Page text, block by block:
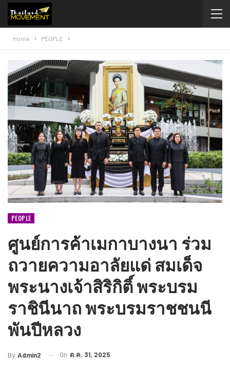
Home PEOPLE
PEOPLE
ศูนย์การค้าเมกาบางนา ร่วม
ถวายความอาลัยแด่ สมเด็จ
พระนางเจ้าสิริกิติ์ พระบรม
ราชินีนาถ พระบรมราชชนนี
พันปีหลวง
By Admin2 On ต.ค. 31, 2025